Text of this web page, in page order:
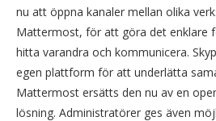
nu att öppna kanaler mellan olika
Mattermost, för att göra det enklare
hitta varandra och kommunicera.
egen plattform för att underlätta
Mattermost ersätts den nu av en
lösning. Administratörer ges även